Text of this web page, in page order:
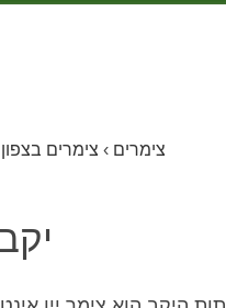
צימרים › צימרים בצפון